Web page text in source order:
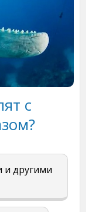
с
и другими